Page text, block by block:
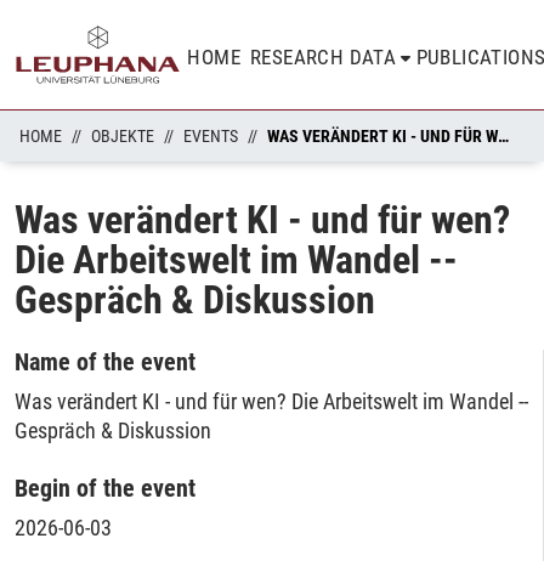
HOME RESEARCH DATA
HOME OBJEKTE EVENTS WAS VERÄNDERT KI - UND FÜR WEN? DIE ARBEITSWELT IM WANDEL -- GESPRÄCH & DISKUSSION
Was verändert KI - und für wen?
Die Arbeitswelt im Wandel --
Gespräch & Diskussion
Name of the event
Was verändert KI - und für wen? Die Arbeitswelt im Wandel --
Gespräch & Diskussion
Begin of the event
2026-06-03